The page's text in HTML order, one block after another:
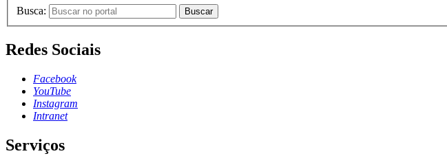
Busca: Buscar
Redes Sociais
Facebook
YouTube
Instagram
Intranet
Serviços